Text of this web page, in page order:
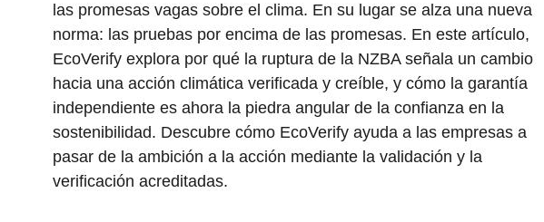
las promesas vagas sobre el clima. En su lugar se alza una nueva
norma: las pruebas por encima de las promesas. En este artículo,
EcoVerify explora por qué la ruptura de la NZBA señala un cambio
hacia una acción climática verificada y creíble, y cómo la garantía
independiente es ahora la piedra angular de la confianza en la
sostenibilidad. Descubre cómo EcoVerify ayuda a las empresas a
pasar de la ambición a la acción mediante la validación y la
verificación acreditadas.